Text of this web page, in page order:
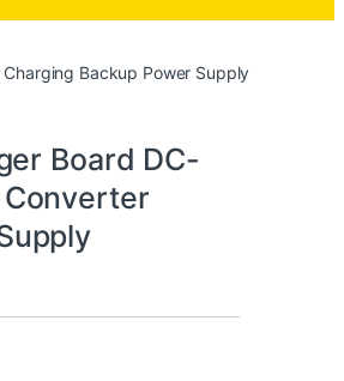
Backup Power Supply
Board DC-
Converter